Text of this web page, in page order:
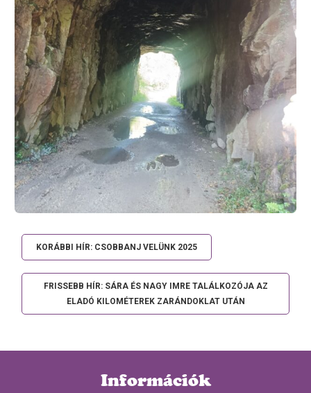
KORÁBBI HÍR: CSOBBANJ VELÜNK 2025
FRISSEBB HÍR: SÁRA ÉS NAGY IMRE TALÁLKOZÓJA AZ
ELADÓ KILOMÉTEREK ZARÁNDOKLAT UTÁN
Információk